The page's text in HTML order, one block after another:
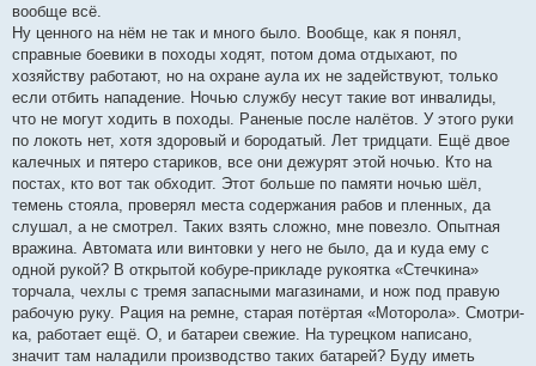
вообще всё.
Ну ценного на нём не так и много было. Вообще, как я понял,
справные боевики в походы ходят, потом дома отдыхают, по
хозяйству работают, но на охране аула их не задействуют, только
если отбить нападение. Ночью службу несут такие вот инвалиды,
что не могут ходить в походы. Раненые после налётов. У этого руки
по локоть нет, хотя здоровый и бородатый. Лет тридцати. Ещё двое
калечных и пятеро стариков, все они дежурят этой ночью. Кто на
постах, кто вот так обходит. Этот больше по памяти ночью шёл,
темень стояла, проверял места содержания рабов и пленных, да
слушал, а не смотрел. Таких взять сложно, мне повезло. Опытная
вражина. Автомата или винтовки у него не было, да и куда ему с
одной рукой? В открытой кобуре-прикладе рукоятка «Стечкина»
торчала, чехлы с тремя запасными магазинами, и нож под правую
рабочую руку. Рация на ремне, старая потёртая «Моторола». Смотри-
ка, работает ещё. О, и батареи свежие. На турецком написано,
значит там наладили производство таких батарей? Буду иметь